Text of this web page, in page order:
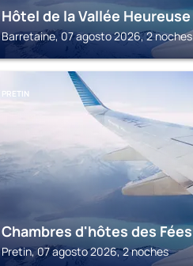
Hôtel de la Vallée Heureuse
Barretaine, 07 agosto 2026, 2 noches
PRETIN
Chambres d'hôtes des Fées
Pretin, 07 agosto 2026, 2 noches